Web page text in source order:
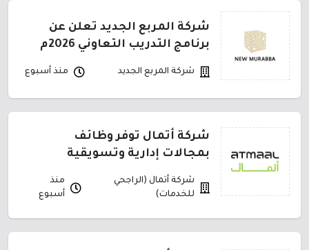
شركة المربع الجديد تعلن عن
برنامج التدريب التعاوني 2026م
شركة المربع الجديد منذ أسبوع
شركة أتمال توفر وظائف
بمجالات إدارية وتسويقية
شركة أتمال (الراجحي
للخدمات)
منذ
أسبوع